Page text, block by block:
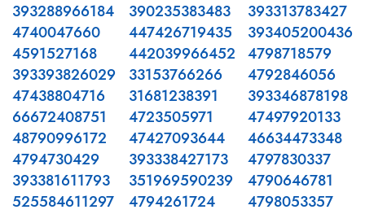
393288966184
4740047660
4591527168
393393826029
47438804716
66672408751
48790996172
4794730429
393381611793
525584611297
390235383483
447426719435
442039966452
33153766266
31681238391
4723505971
47427093644
393338427173
351969590239
4794261724
393313783427
393405200436
4798718579
4792846056
393346878198
47497920133
46634473348
4797830337
4790646781
4798053357